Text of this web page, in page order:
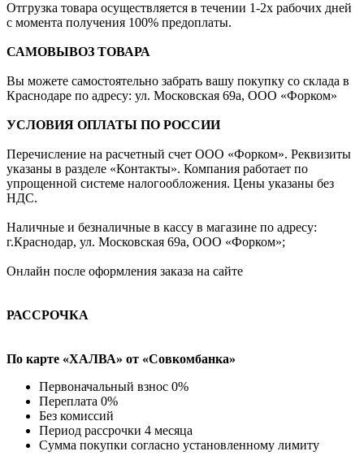
Отгрузка товара осуществляется в течении 1-2х рабочих дней
с момента получения 100% предоплаты.
САМОВЫВОЗ ТОВАРА
Вы можете самостоятельно забрать вашу покупку со склада в
Краснодаре по адресу: ул. Московская 69а, ООО «Форком»
УСЛОВИЯ ОПЛАТЫ ПО РОССИИ
Перечисление на расчетный счет ООО «Форком». Реквизиты
указаны в разделе «Контакты». Компания работает по
упрощенной системе налогообложения. Цены указаны без
НДС.
Наличные и безналичные в кассу в магазине по адресу:
г.Краснодар, ул. Московская 69а, ООО «Форком»;
Онлайн после оформления заказа на сайте
РАССРОЧКА
По карте «ХАЛВА» от «Совкомбанка»
Первоначальный взнос 0%
Переплата 0%
Без комиссий
Период рассрочки 4 месяца
Сумма покупки согласно установленному лимиту